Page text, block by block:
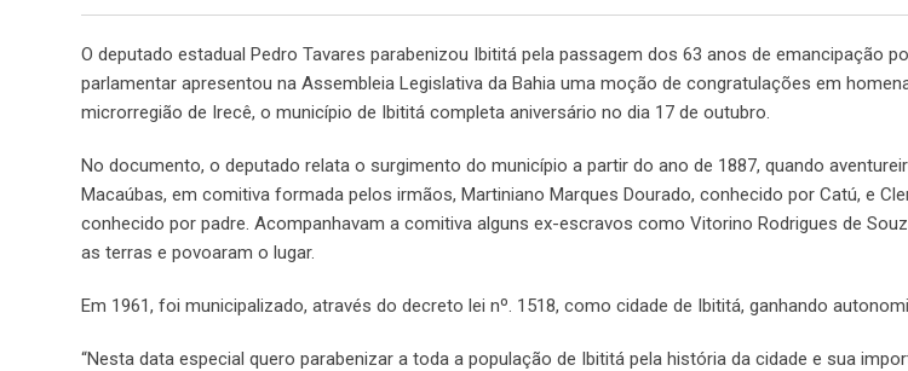
O deputado estadual Pedro Tavares parabenizou Ibititá pela passagem dos 63 anos de emancipação
parlamentar apresentou na Assembleia Legislativa da Bahia uma moção de congratulações em
microrregião de Irecê, o município de Ibititá completa aniversário no dia 17 de outubro.
No documento, o deputado relata o surgimento do município a partir do ano de 1887, quando
Macaúbas, em comitiva formada pelos irmãos, Martiniano Marques Dourado, conhecido por Catú, e
conhecido por padre. Acompanhavam a comitiva alguns ex-escravos como Vitorino Rodrigues de
as terras e povoaram o lugar.
Em 1961, foi municipalizado, através do decreto lei nº. 1518, como cidade de Ibititá, ganhando
“Nesta data especial quero parabenizar a toda a população de Ibititá pela história da cidade e sua